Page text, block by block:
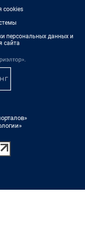
cookies
персональных данных и
сайта